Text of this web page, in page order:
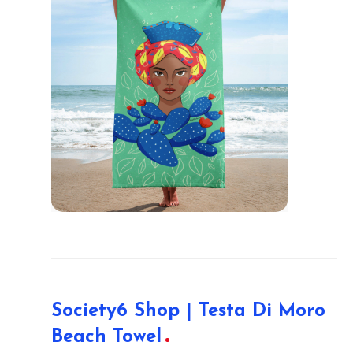
Society6 Shop | Testa Di Moro
Beach Towel